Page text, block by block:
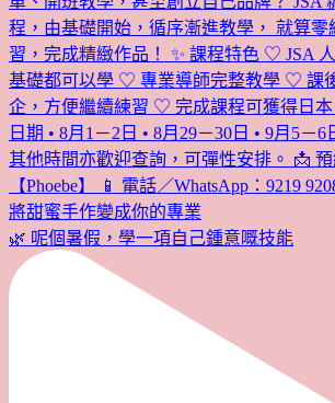
🌿 呢個暑假，學一項自己鍾意嘅技能